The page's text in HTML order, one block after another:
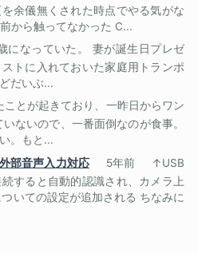
余儀無くされた時点でやる気がな
から触ってなかった C...
になっていた。 妻が誕生日プレゼ
トに入れておいた家庭用トランポ
だいぶ...
ことが起きており、一昨日からワン
ないので、一番面倒なのが食事。
。もと...
部音声入力対応
5年前
↑USB
すると自動的認識され、カメラ上
いての設定が追加される ちなみに